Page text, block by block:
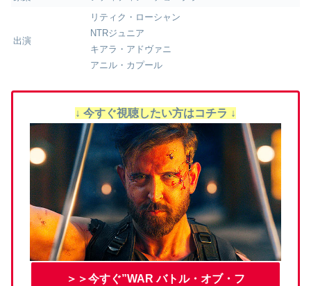
出演
リティク・ローシャン
NTRジュニア
キアラ・アドヴァニ
アニル・カプール
↓ 今すぐ視聴したい方はコチラ ↓
＞＞今すぐ”WAR バトル・オブ・フ